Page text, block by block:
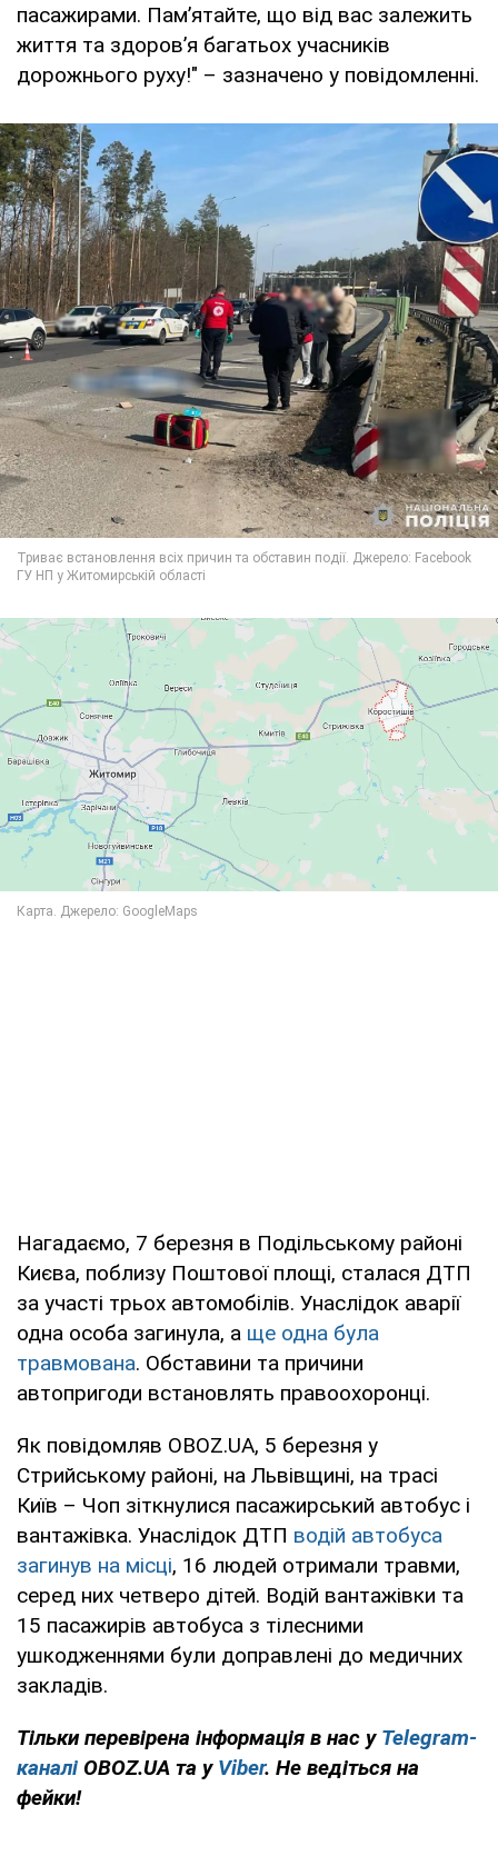
пасажирами. Пам’ятайте, що від вас залежить
життя та здоров’я багатьох учасників
дорожнього руху!" – зазначено у повідомленні.
Нагадаємо, 7 березня в Подільському районі
Києва, поблизу Поштової площі, сталася ДТП
за участі трьох автомобілів. Унаслідок аварії
одна особа загинула, а ще одна була
травмована. Обставини та причини
автопригоди встановлять правоохоронці.
Як повідомляв OBOZ.UA, 5 березня у
Стрийському районі, на Львівщині, на трасі
Київ – Чоп зіткнулися пасажирський автобус і
вантажівка. Унаслідок ДТП водій автобуса
загинув на місці, 16 людей отримали травми,
серед них четверо дітей. Водій вантажівки та
15 пасажирів автобуса з тілесними
ушкодженнями були доправлені до медичних
закладів.
Тільки перевірена інформація в нас у Telegram-
каналі OBOZ.UA та у Viber. Не ведіться на
фейки!